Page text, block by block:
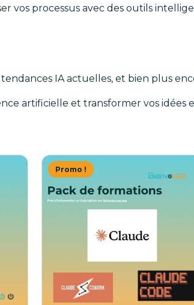
vos processus avec des outils
IA actuelles, et bien plus
artificielle et transformer vos idées
Promo !